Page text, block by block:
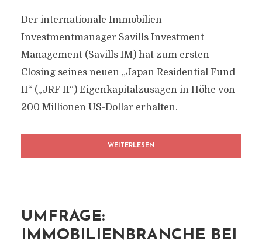
Der internationale Immobilien-
Investmentmanager Savills Investment
Management (Savills IM) hat zum ersten
Closing seines neuen „Japan Residential Fund
II“ („JRF II“) Eigenkapitalzusagen in Höhe von
200 Millionen US-Dollar erhalten.
WEITERLESEN
UMFRAGE:
IMMOBILIENBRANCHE BEI